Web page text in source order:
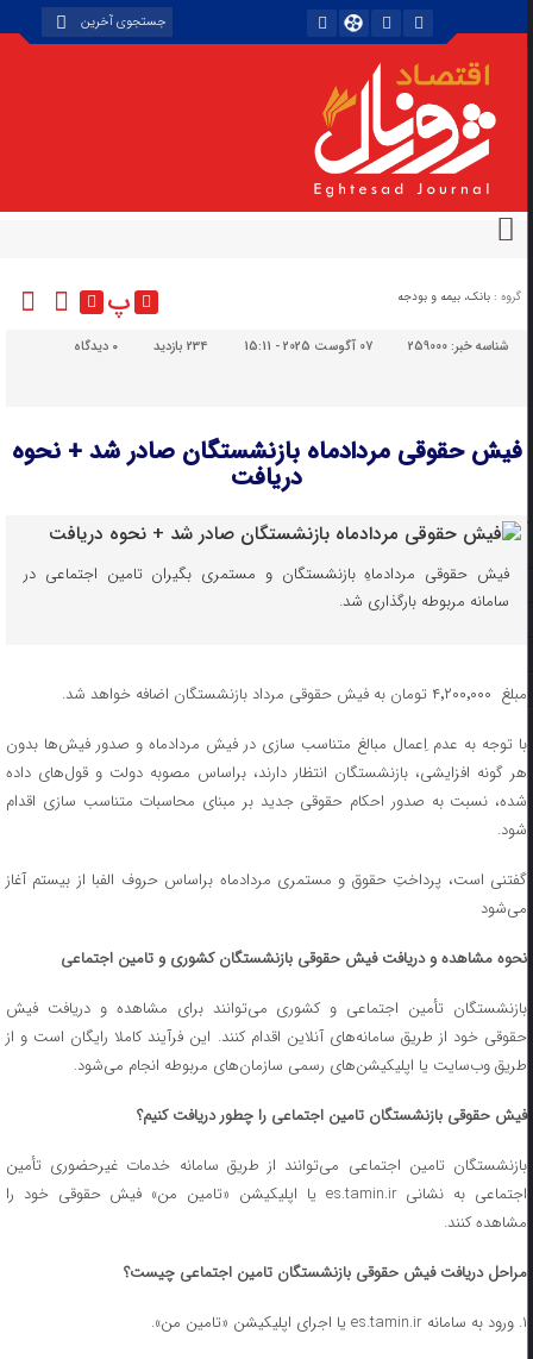
گروه : بانک، بیمه و بودجه پ
شناسه خبر:259000 07 آگوست 2025 - 15:11 234 بازدید دیدگاه
فیش حقوقی مردادماه بازنشستگان صادر شد + نحوه
دریافت
فیش حقوقی مردادماهِ بازنشستگان و مستمری بگیران تامین اجتماعی در
سامانه مربوطه بارگذاری شد.
مبلغ ۴٬۲۰۰٬۰۰۰ تومان به فیش حقوقی مرداد بازنشستگان اضافه خواهد شد.
با توجه به عدم اِعمال مبالغ متناسب سازی در فیش مردادماه و صدور فیش‌ها بدون
هر گونه افزایشی، بازنشستگان انتظار دارند، براساس مصوبه دولت و قول‌های داده
شده، نسبت به صدور احکام حقوقی جدید بر مبنای محاسبات متناسب سازی اقدام
شود.
گفتنی‌ است، پرداختِ حقوق و مستمری مردادماه براساس حروف الفبا از بیستم آغاز
می‌شود
نحوه مشاهده و دریافت فیش حقوقی بازنشستگان کشوری و تامین اجتماعی
بازنشستگان تأمین اجتماعی و کشوری می‌توانند برای مشاهده و دریافت فیش
حقوقی خود از طریق سامانه‌های آنلاین اقدام کنند. این فرآیند کاملا رایگان است و از
طریق وب‌سایت یا اپلیکیشن‌های رسمی سازمان‌های مربوطه انجام می‌شود.
فیش حقوقی بازنشستگان تامین اجتماعی را چطور دریافت کنیم؟
بازنشستگان تامین اجتماعی می‌توانند از طریق سامانه خدمات غیرحضوری تأمین
اجتماعی به نشانی es.tamin.ir یا اپلیکیشن «تامین من» فیش حقوقی خود را
مشاهده کنند.
مراحل دریافت فیش حقوقی بازنشستگان تامین اجتماعی چیست؟